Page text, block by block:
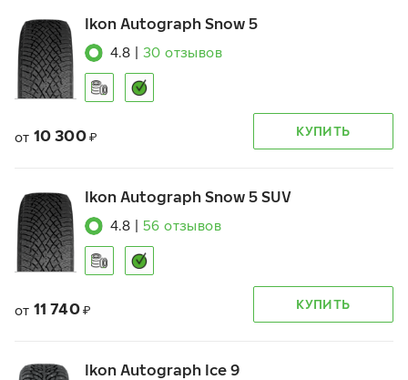
Ikon Autograph Snow 5
4.8 30 отзывов
от 10 300 ₽ КУПИТЬ
Ikon Autograph Snow 5 SUV
4.8 56 отзывов
от 11 740 ₽ КУПИТЬ
Ikon Autograph Ice 9